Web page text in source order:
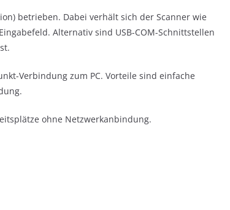
betrieben. Dabei verhält sich der Scanner wie
Alternativ sind USB-COM-Schnittstellen
Verbindung zum PC. Vorteile sind einfache
ohne Netzwerkanbindung.